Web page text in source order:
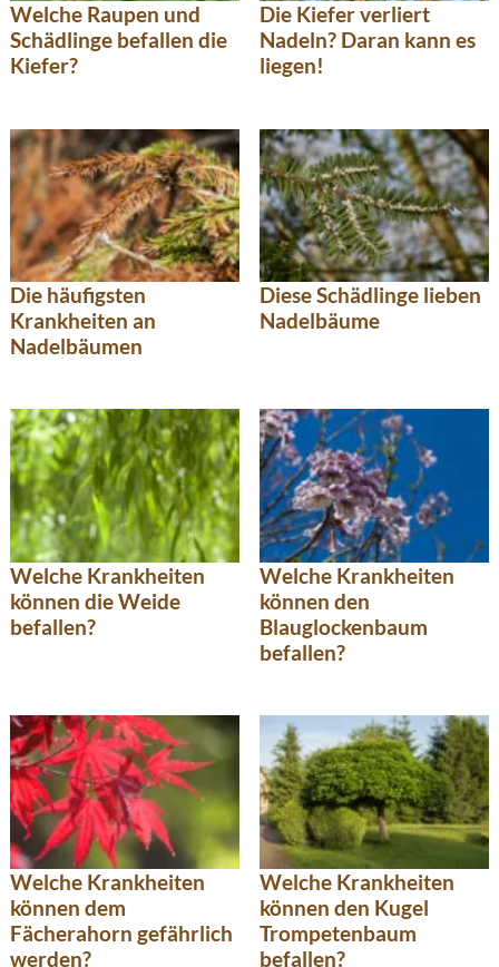
Welche Raupen und
Schädlinge befallen die
Kiefer?
Die Kiefer verliert
Nadeln? Daran kann es
liegen!
Die häufigsten
Krankheiten an
Nadelbäumen
Diese Schädlinge lieben
Nadelbäume
Welche Krankheiten
können die Weide
befallen?
Welche Krankheiten
können den
Blauglockenbaum
befallen?
Welche Krankheiten
können dem
Fächerahorn gefährlich
werden?
Welche Krankheiten
können den Kugel
Trompetenbaum
befallen?